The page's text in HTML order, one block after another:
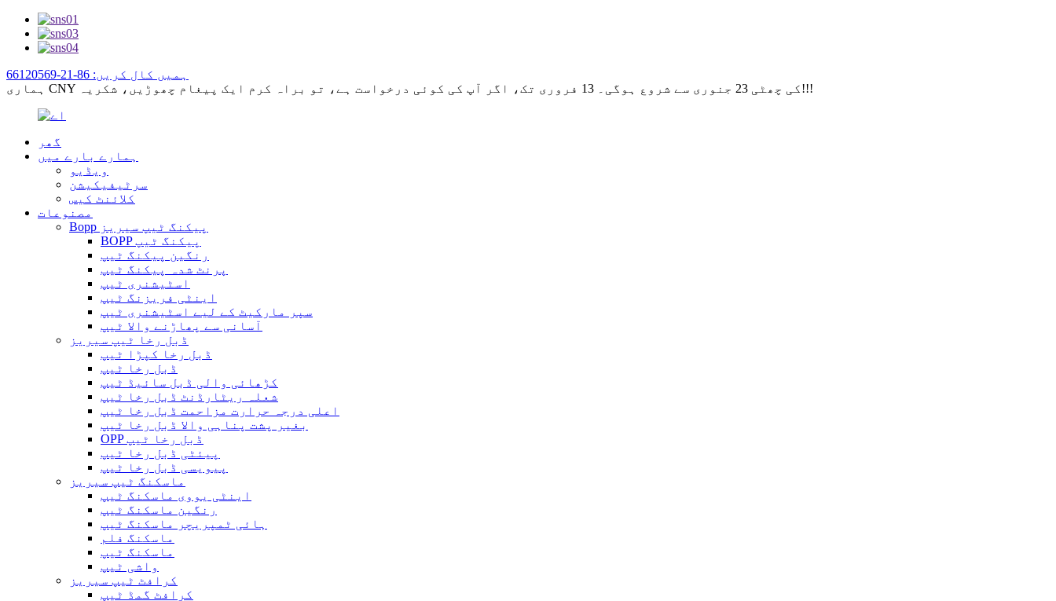
ہمیں کال کریں: 86-21-66120569
ہماری CNY کی چھٹی 23 جنوری سے شروع ہوگی۔ 13 فروری تک، اگر آپ کی کوئی درخواست ہے، تو براہ کرم ایک پیغام چھوڑیں، شکریہ!!!
گھر
ہمارے بارے میں
ویڈیو
سرٹیفیکیشن
کلائنٹ کیس
مصنوعات
Bopp پیکنگ ٹیپ سیریز
BOPP پیکنگ ٹیپ
رنگین پیکنگ ٹیپ
پرنٹ شدہ پیکنگ ٹیپ
اسٹیشنری ٹیپ
اینٹی فریزنگ ٹیپ
سپر مارکیٹ کے لیے اسٹیشنری ٹیپ
آسانی سے پھاڑنے والا ٹیپ
ڈبل رخا ٹیپ سیریز
ڈبل رخا کپڑا ٹیپ
ڈبل رخا ٹیپ
کڑھائی والی ڈبل سائیڈ ٹیپ
شعلہ ریٹارڈنٹ ڈبل رخا ٹیپ
اعلی درجہ حرارت مزاحمت ڈبل رخا ٹیپ
بغیر پشت پناہی والا ڈبل ​​رخا ٹیپ
OPP ڈبل رخا ٹیپ
پیئٹی ڈبل رخا ٹیپ
پیویسی ڈبل رخا ٹیپ
ماسکنگ ٹیپ سیریز
اینٹی یووی ماسکنگ ٹیپ
رنگین ماسکنگ ٹیپ
ہائی ٹمپریچر ماسکنگ ٹیپ
ماسکنگ فلم
ماسکنگ ٹیپ
واشی ٹیپ
کرافٹ ٹیپ سیریز
کرافٹ گمڈ ٹیپ